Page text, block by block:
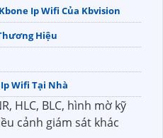
Ip Wifi Của Kbvision
Hiệu
Wifi Tại Nhà
HLC, BLC, hình mờ kỹ
cảnh giám sát khác